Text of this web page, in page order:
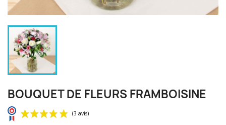
BOUQUET DE FLEURS FRAMBOISINE